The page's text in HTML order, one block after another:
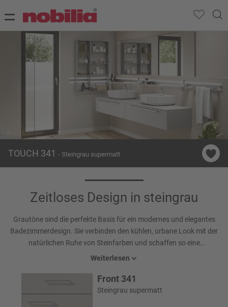
TOUCH 341 - Steingrau supermatt
Zeitloses Design in steingrau
Grautöne sind die perfekte Basis für ein modernes und elegantes
Badezimmerdesign. Sie verbinden den kühlen, urbane Look mit der
natürlichen Ruhe von Steinfarben und schaffen so eine
harmonische Atmosphäre. Dieses Designkonzept ist ideal für alle,
vereint – eine Wohlfühloase für jeden Tag.
Weiterlesen
Front 341
Steingrau supermatt